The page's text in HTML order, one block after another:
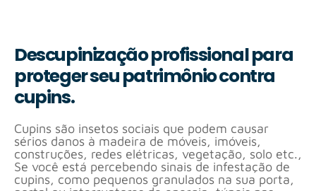
Descupinização profissional para
proteger seu patrimônio contra
cupins.
Cupins são insetos sociais que podem causar
sérios danos à madeira de móveis, imóveis,
construções, redes elétricas, vegetação, solo etc.,
Se você está percebendo sinais de infestação de
cupins, como pequenos granulados na sua porta,